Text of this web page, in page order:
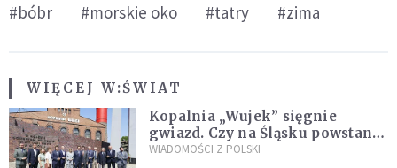
#bóbr #morskie oko #tatry #zima
WIĘCEJ W:ŚWIAT
Kopalnia „Wujek” sięgnie
gwiazd. Czy na Śląsku powstanie
„Dolina Krzemowa”?
WIADOMOŚCI Z POLSKI